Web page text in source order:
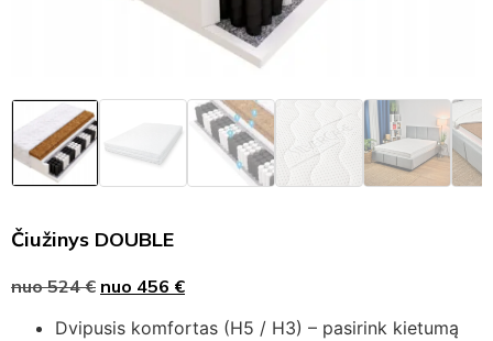
Čiužinys DOUBLE
nuo524€ nuo 456 €
Dvipusis komfortas (H5 / H3) – pasirink kietumą